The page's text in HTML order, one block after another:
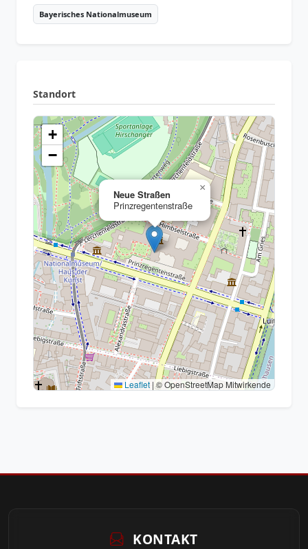
Bayerisches Nationalmuseum
Standort
Neue Straßen
Prinzregentenstraße
×
+
−
Leaflet |© OpenStreetMap Mitwirkende
KONTAKT